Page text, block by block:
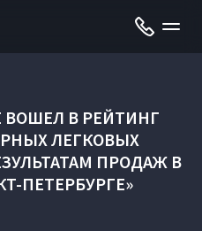
ВОШЕЛ В РЕЙТИНГ
ЛЕГКОВЫХ
ПРОДАЖ В
ПЕТЕРБУРГЕ»